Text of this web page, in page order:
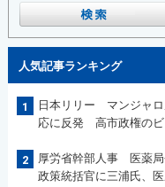
人気記事ランキング
1
日本リリー マンジャロ
応に反発 高市政権のビ
2
厚労省幹部人事 医薬
政策統括官に三浦氏、